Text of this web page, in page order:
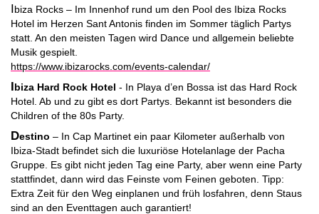
Ibiza Rocks – Im Innenhof rund um den Pool des Ibiza Rocks
Hotel im Herzen Sant Antonis finden im Sommer täglich Partys
statt. An den meisten Tagen wird Dance und allgemein beliebte
Musik gespielt.
https://www.ibizarocks.com/events-calendar/
Ibiza Hard Rock Hotel - In Playa d’en Bossa ist das Hard Rock
Hotel. Ab und zu gibt es dort Partys. Bekannt ist besonders die
Children of the 80s Party.
Destino – In Cap Martinet ein paar Kilometer außerhalb von
Ibiza-Stadt befindet sich die luxuriöse Hotelanlage der Pacha
Gruppe. Es gibt nicht jeden Tag eine Party, aber wenn eine Party
stattfindet, dann wird das Feinste vom Feinen geboten. Tipp:
Extra Zeit für den Weg einplanen und früh losfahren, denn Staus
sind an den Eventtagen auch garantiert!